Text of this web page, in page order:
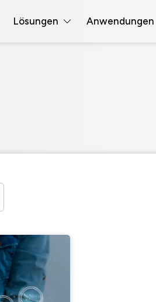
Lösungen Anwendungen